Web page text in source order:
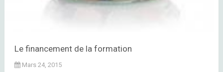
Le financement de la formation
Mars 24, 2015